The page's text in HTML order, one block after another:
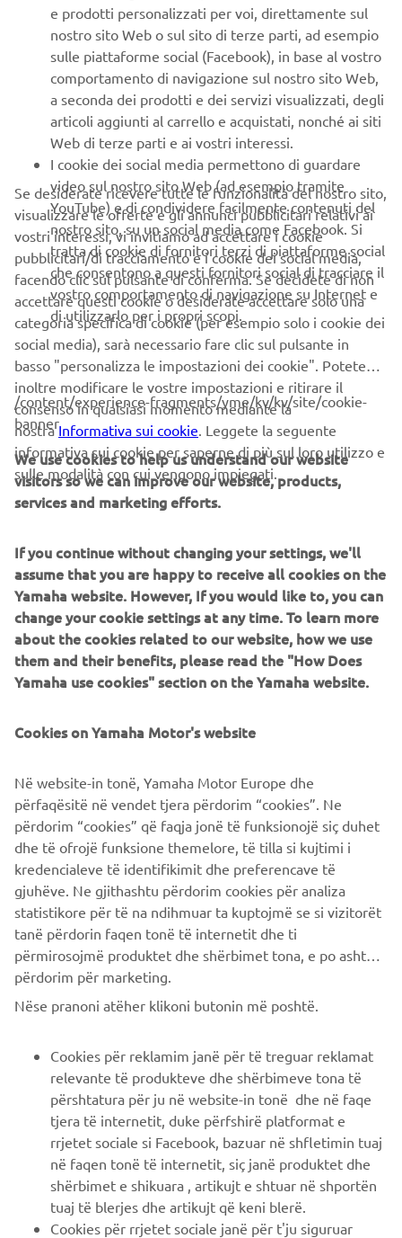
SCOPRI ORA
NUOVO NMAX 125 TECH MAX
SCOPRI ORA
CORPORATE
B2B
NEWSLETTER
Conoscerai in anteprima le ultime offerte, gli eventi speciali, le
nuove uscite e molto altro
Italy (Italian)
© Copyright - 2026 Yamaha Motor Europe N.V. - All Rights
Reserved
e prodotti personalizzati per voi, direttamente sul
nostro sito Web o sul sito di terze parti, ad esempio
sulle piattaforme social (Facebook), in base al vostro
comportamento di navigazione sul nostro sito Web,
a seconda dei prodotti e dei servizi visualizzati, degli
articoli aggiunti al carrello e acquistati, nonché ai siti
Web di terze parti e ai vostri interessi.
I cookie dei social media permettono di guardare
video sul nostro sito Web (ad esempio tramite
YouTube) e di condividere facilmente contenuti del
nostro sito, su un social media come Facebook. Si
tratta di cookie di fornitori terzi di piattaforme social
che consentono a questi fornitori social di tracciare il
vostro comportamento di navigazione su Internet e
di utilizzarlo per i propri scopi.
Se desiderate ricevere tutte le funzionalità del nostro sito,
visualizzare le offerte e gli annunci pubblicitari relativi ai
vostri interessi, vi invitiamo ad accettare i cookie
pubblicitari/di tracciamento e i cookie dei social media,
facendo clic sul pulsante di conferma. Se decidete di non
accettare questi cookie o desiderate accettare solo una
categoria specifica di cookie (per esempio solo i cookie dei
social media), sarà necessario fare clic sul pulsante in
basso "personalizza le impostazioni dei cookie". Potete
inoltre modificare le vostre impostazioni e ritirare il
consenso in qualsiasi momento mediante la
nostraInformativa sui cookie . Leggete la seguente
informativa sui cookie per saperne di più sul loro utilizzo e
sulle modalità con cui vengono impiegati.
/content/experience-fragments/yme/kv/kv/site/cookie-
banner
We use cookies to help us understand our website
visitors so we can improve our website, products,
services and marketing efforts.
If you continue without changing your settings, we'll
assume that you are happy to receive all cookies on the
Yamaha website. However, If you would like to, you can
change your cookie settings at any time. To learn more
about the cookies related to our website, how we use
them and their benefits, please read the "How Does
Yamaha use cookies" section on the Yamaha website.
Cookies on Yamaha Motor's website
Në website-in tonë, Yamaha Motor Europe dhe
përfaqësitë në vendet tjera përdorim “cookies”. Ne
përdorim “cookies” që faqja jonë të funksionojë siç duhet
dhe të ofrojë funksione themelore, të tilla si kujtimi i
kredencialeve të identifikimit dhe preferencave të
gjuhëve. Ne gjithashtu përdorim cookies për analiza
statistikore për të na ndihmuar ta kuptojmë se si vizitorët
tanë përdorin faqen tonë të internetit dhe ti
përmirosojmë produktet dhe shërbimet tona, e po ashtu ti
përdorim për marketing.
Nëse pranoni atëher klikoni butonin më poshtë.
Cookies për reklamim janë për të treguar reklamat
relevante të produkteve dhe shërbimeve tona të
përshtatura për ju në website-in tonë dhe në faqe
tjera të internetit, duke përfshirë platformat e
rrjetet sociale si Facebook, bazuar në shfletimin tuaj
në faqen tonë të internetit, siç janë produktet dhe
shërbimet e shikuara , artikujt e shtuar në shportën
tuaj të blerjes dhe artikujt që keni blerë.
Cookies për rrjetet sociale janë për t'ju siguruar